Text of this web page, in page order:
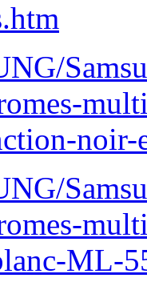
noir-
ML-